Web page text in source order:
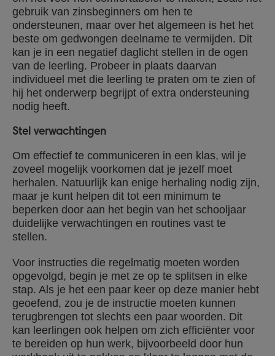
gebruik van zinsbeginners om hen te
ondersteunen, maar over het algemeen is het het
beste om gedwongen deelname te vermijden. Dit
kan je in een negatief daglicht stellen in de ogen
van de leerling. Probeer in plaats daarvan
individueel met die leerling te praten om te zien of
hij het onderwerp begrijpt of extra ondersteuning
nodig heeft.
Stel verwachtingen
Om effectief te communiceren in een klas, wil je
zoveel mogelijk voorkomen dat je jezelf moet
herhalen. Natuurlijk kan enige herhaling nodig zijn,
maar je kunt helpen dit tot een minimum te
beperken door aan het begin van het schooljaar
duidelijke verwachtingen en routines vast te
stellen.
Voor instructies die regelmatig moeten worden
opgevolgd, begin je met ze op te splitsen in elke
stap. Als je het een paar keer op deze manier hebt
geoefend, zou je de instructie moeten kunnen
terugbrengen tot slechts een paar woorden. Dit
kan leerlingen ook helpen om zich efficiënter voor
te bereiden op hun werk, bijvoorbeeld door hun